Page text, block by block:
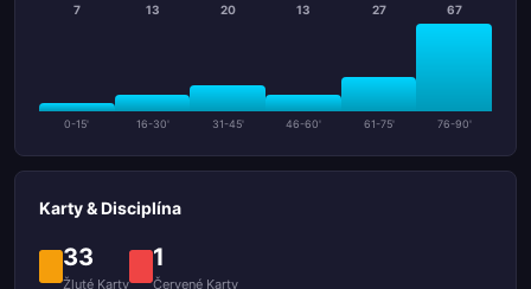
7
0-15'
13
16-30'
20
31-45'
13
46-60'
27
61-75'
67
76-90'
Karty & Disciplína
33
Žluté Karty
1
Červené Karty